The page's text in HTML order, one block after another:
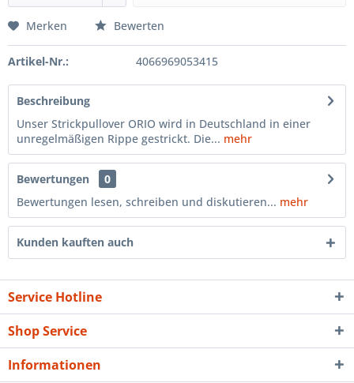
Merken Bewerten
Artikel-Nr.: 4066969053415
Beschreibung
Unser Strickpullover ORIO wird in Deutschland in einer
unregelmäßigen Rippe gestrickt. Die... mehr
Bewertungen
0
Bewertungen lesen, schreiben und diskutieren... mehr
Kunden kauften auch
Service Hotline
Shop Service
Informationen